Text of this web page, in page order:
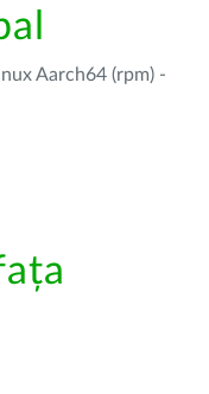
Aarch64 (rpm) -